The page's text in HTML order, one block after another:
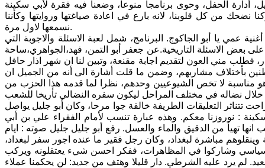
أدارة الحفل، وحوى برنامجا منوعا، وضعنا فيه فقرة لأبي سكينة
نضحك من كل قلوبنا، لانه بارع في اعادة صياغتها وروايتها وكأننا
نسمعها لاول مرة.
عمي يا أبو الجاكوج. البرنامج، شمل لعبة الاسئلة والاجوبة التي
بعض الاسئلة التاريخية.عن جعفر أبو التمن، فهد،الجواهري،ساحة
مني العون لتقديم اجابة مقنعة، وتبين لنا ان شهر اذار حافل
بأختلاف مشاربهم، وضمن ما قلت أشارة الى أنه من الجميل ان
مناسبة لا تخص الشيوعيين وحدهم، نظرا لما قدمه هذا الحزب من
تتناثر التعليقات الطريفة خالقة جوا مرحا، وكان أبو جليل يواصل
: نوروزنا معكم. وهذه عبارة تنسب لأمام الفقراء علي بن أبي
تهيأ من الدقيق والماء والعسل. رفع أبو جليل جليل صوته : ايام
مباشرة لبغداد، وكان رجل فقير ما عنده اجور سفر لبغداد،
وشاركوا في المظاهرات، ففكر احسن شيء يعتقلونه ويركب
يرد عليه الشرطي. دار قليلا وهتف من جديد: لن يحكمنا عملاء